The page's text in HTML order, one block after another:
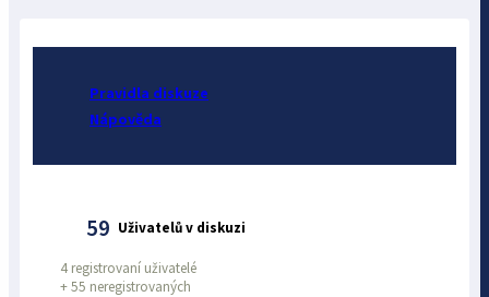
Pravidla diskuze
Nápověda
59 Uživatelů v diskuzi
4 registrovaní uživatelé
+55 neregistrovaných